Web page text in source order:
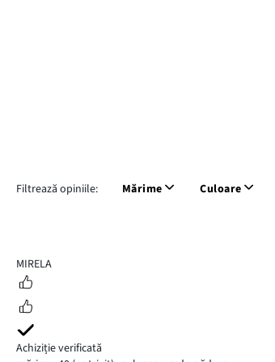
Filtrează opiniile: Mărime Culoare
5
MIRELA
Achiziție verificată